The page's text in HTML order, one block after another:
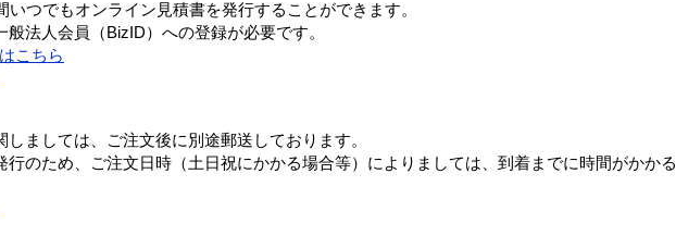
つでもオンライン見積書を発行することができます。
法人会員（BizID）への登録が必要です。
こちら
ましては、ご注文後に別途郵送しております。
行のため、ご注文日時（土日祝にかかる場合等）によりましては、到着までに時間がかかる